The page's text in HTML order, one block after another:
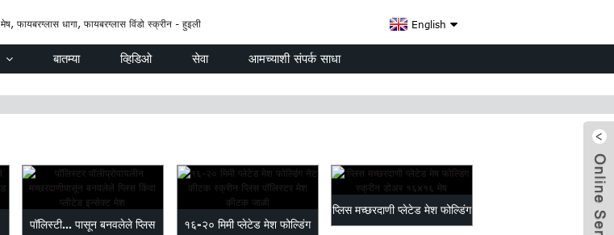
English
बातम्या व्हिडिओ सेवा आमच्याशी संपर्क साधा
पॉलिस्टी... पासून बनवलेले प्लिस १६-२० मिमी प्लेटेड मेश फोल्डिंग
प्लिस मच्छरदाणी प्लेटेड मेश फोल्डिंग